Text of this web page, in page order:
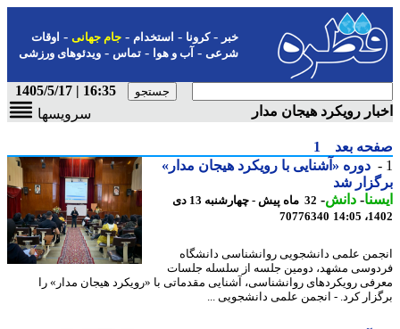
-کرونا-استخدام- جام جهانی-اوقات
شرعی-آب و هوا-تماس-ویدئوهای ورزشی
16:35 | 1405/5/17
رویکرد هیجان مدار
سرویسها
بعد
1
دوره «آشنایی با رویکرد هیجان مدار»
شد
-دانش -
32 ماه پیش - چهارشنبه 13 دی
70776340
علمی دانشجویی روانشناسی دانشگاه
مشهد، دومین جلسه از سلسله جلسات
رویکردهای روانشناسی، آشنایی مقدماتی با «رویکرد هیجان مدار» را
کرد. - انجمن علمی دانشجویی ...